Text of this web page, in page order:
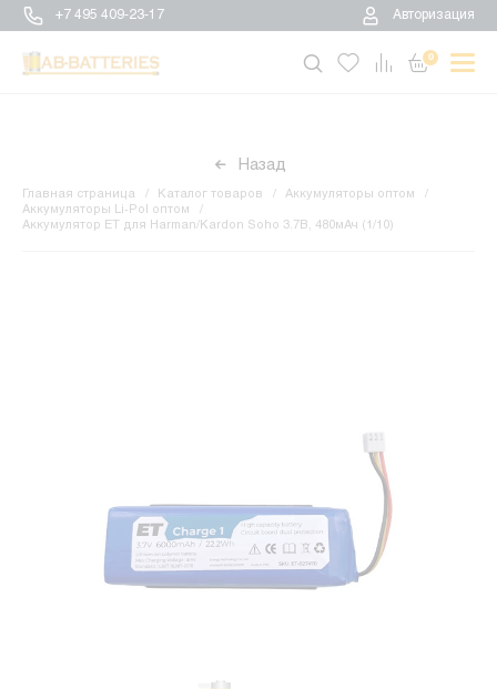
+7 495 409-23-17 Авторизация
0
Назад
Главная страница Каталог товаров
Аккумуляторы оптом
Аккумуляторы Li-Pol оптом
Аккумулятор ET для Harman/Kardon Soho 3.7В, 480мАч (1/10)